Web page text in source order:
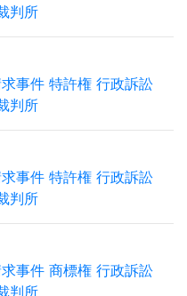
判所
事件 特許権 行政訴訟
判所
事件 特許権 行政訴訟
判所
事件 商標権 行政訴訟
判所